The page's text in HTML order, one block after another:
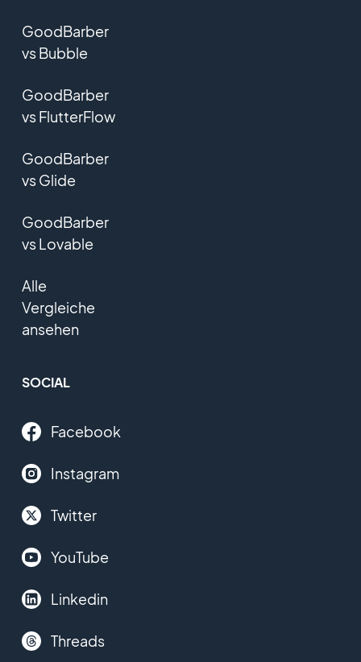
GoodBarber
vs Bubble
GoodBarber
vs FlutterFlow
GoodBarber
vs Glide
GoodBarber
vs Lovable
Alle
Vergleiche
ansehen
SOCIAL
Facebook
Instagram
Twitter
YouTube
Linkedin
Threads